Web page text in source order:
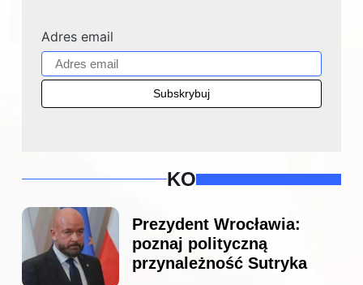
Adres email
KO
Prezydent Wrocławia:
poznaj polityczną
przynależność Sutryka